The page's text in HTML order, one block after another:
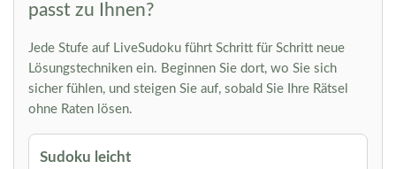
passt zu Ihnen?
Jede Stufe auf LiveSudoku führt Schritt für Schritt neue
Lösungstechniken ein. Beginnen Sie dort, wo Sie sich
sicher fühlen, und steigen Sie auf, sobald Sie Ihre Rätsel
ohne Raten lösen.
Sudoku leicht